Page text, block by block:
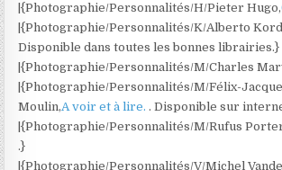
|{Photographie/Personnalités/H/Pieter Hugo,
|{Photographie/Personnalités/K/Alberto
Disponible dans toutes les bonnes librairies.}
|{Photographie/Personnalités/M/Charles
|{Photographie/Personnalités/M/Félix-
Moulin,A voir et à lire.. Disponible sur
|{Photographie/Personnalités/M/Rufus
.}
|{Photographie/Personnalités/V/Michel